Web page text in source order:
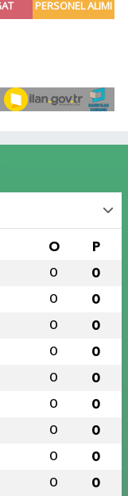
O P
0 0
0 0
0 0
0 0
0 0
0 0
0 0
0 0
0 0